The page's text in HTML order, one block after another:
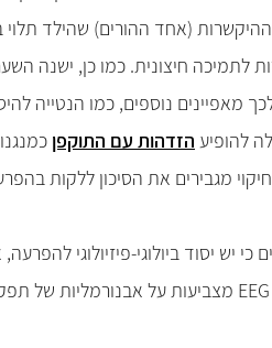
(אחד ההורים) שהילד תלוי
לתמיכה חיצונית. כמו כן, ישנה
מאפיינים נוספים, כמו הנטייה
להופיע הזדהות עם התוקפן
מגבירים את הסיכון ללקות
כי יש יסוד ביולוגי-פיזיולוגי